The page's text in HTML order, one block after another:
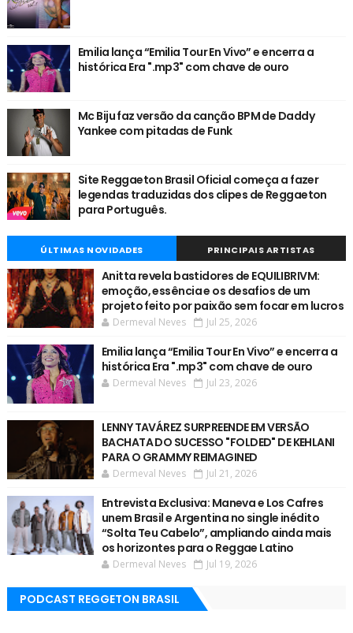
Emilia lança “Emilia Tour En Vivo” e encerra a
histórica Era ".mp3" com chave de ouro
Mc Biju faz versão da canção BPM de Daddy
Yankee com pitadas de Funk
Site Reggaeton Brasil Oficial começa a fazer
legendas traduzidas dos clipes de Reggaeton
para Português.
ÚLTIMAS NOVIDADES PRINCIPAIS ARTISTAS
Anitta revela bastidores de EQUILIBRIVM:
emoção, essência e os desafios de um
projeto feito por paixão sem focar em lucros
Dermeval Neves Jul 25, 2026
Emilia lança “Emilia Tour En Vivo” e encerra a
histórica Era ".mp3" com chave de ouro
Dermeval Neves Jul 23, 2026
LENNY TAVÁREZ SURPREENDE EM VERSÃO
BACHATA DO SUCESSO "FOLDED" DE KEHLANI
PARA O GRAMMY REIMAGINED
Dermeval Neves Jul 21, 2026
Entrevista Exclusiva: Maneva e Los Cafres
unem Brasil e Argentina no single inédito
“Solta Teu Cabelo”, ampliando ainda mais
os horizontes para o Reggae Latino
Dermeval Neves Jul 19, 2026
PODCAST REGGETON BRASIL